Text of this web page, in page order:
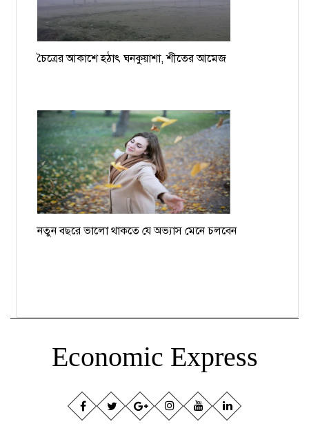
চৈত্রের আকাশে হঠাৎ ঘনকুয়াশা, শীতের আমেজ
নতুন বছরে ভালো থাকতে যে অভ্যাস মেনে চলবেন
Economic Express